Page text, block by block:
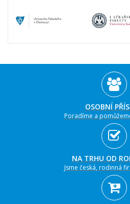
OSOBNÍ
Poradíme a
NA TRHU OD
Jsme česká, rodinná